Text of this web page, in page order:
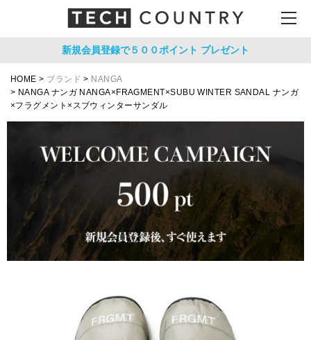
新規会員登録で５００ポイント プレゼント
HOME ブランド
NANGA
NANGA ナンガ NANGA×FRAGMENT×SUBU WINTER SANDAL ナンガ
×フラグメント×スブウィンターサンダル